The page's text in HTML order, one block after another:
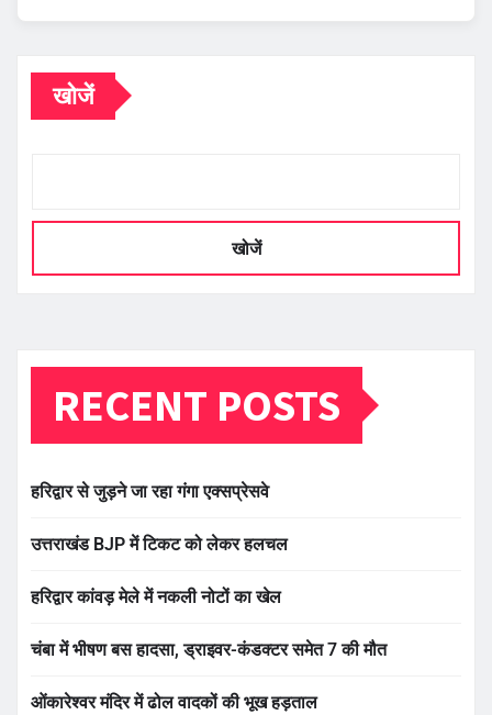
खोजें
खोजें
RECENT POSTS
हरिद्वार से जुड़ने जा रहा गंगा एक्सप्रेसवे
उत्तराखंड BJP में टिकट को लेकर हलचल
हरिद्वार कांवड़ मेले में नकली नोटों का खेल
चंबा में भीषण बस हादसा, ड्राइवर-कंडक्टर समेत 7 की मौत
ओंकारेश्वर मंदिर में ढोल वादकों की भूख हड़ताल